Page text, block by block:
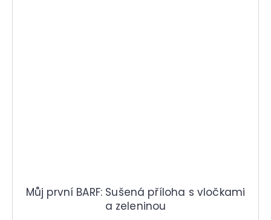
Můj první BARF: Sušená příloha s vločkami
a zeleninou